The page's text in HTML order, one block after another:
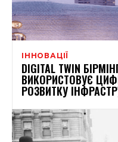
ІННОВАЦІЇ
DIGITAL TWIN
ВИКОРИСТОВУЄ
РОЗВИТКУ